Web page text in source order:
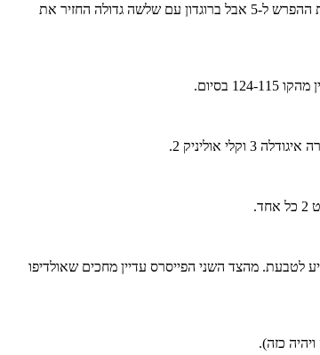
מיאמי הגיעו כבר ל-10 הפרש על אינדיאנה לא ויתרה. וורן, ברוגדון ואולדיפו דאגו לצמצם את ההפרש לשתים בלבד 4 דקות לסיום. 3 נקודות רצופות של באם הגדילו את ההפרש ל-5 אבל ברוגדון עם שלשה גדולה החזיר את
של אינדיאנה להגיע לטבעת. מהצד השני הפייסרס עדיין מחכים שאולדיפו